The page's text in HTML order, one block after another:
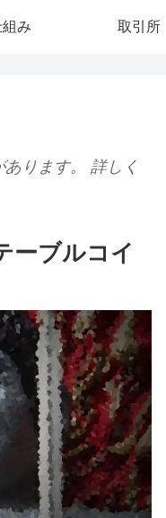
み 取引所
ります。 詳しく
ーブルコイ